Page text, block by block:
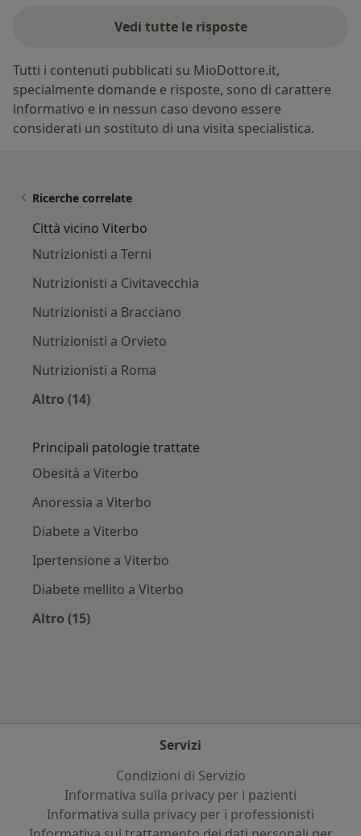
Vedi tutte le risposte
Tutti i contenuti pubblicati su MioDottore.it,
specialmente domande e risposte, sono di carattere
informativo e in nessun caso devono essere
considerati un sostituto di una visita specialistica.
Ricerche correlate
Città vicino Viterbo
Nutrizionisti a Terni
Nutrizionisti a Civitavecchia
Nutrizionisti a Bracciano
Nutrizionisti a Orvieto
Nutrizionisti a Roma
Altro (14)
Principali patologie trattate
Obesità a Viterbo
Anoressia a Viterbo
Diabete a Viterbo
Ipertensione a Viterbo
Diabete mellito a Viterbo
Altro (15)
Servizi
Condizioni di Servizio
Informativa sulla privacy per i pazienti
Informativa sulla privacy per i professionisti